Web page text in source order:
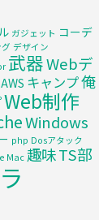
ガジェット コーデ
デザイン
武器Webデ
AWS キャンプ俺
Web制作
Windows
php Dosアタック
Mac 趣味TS部